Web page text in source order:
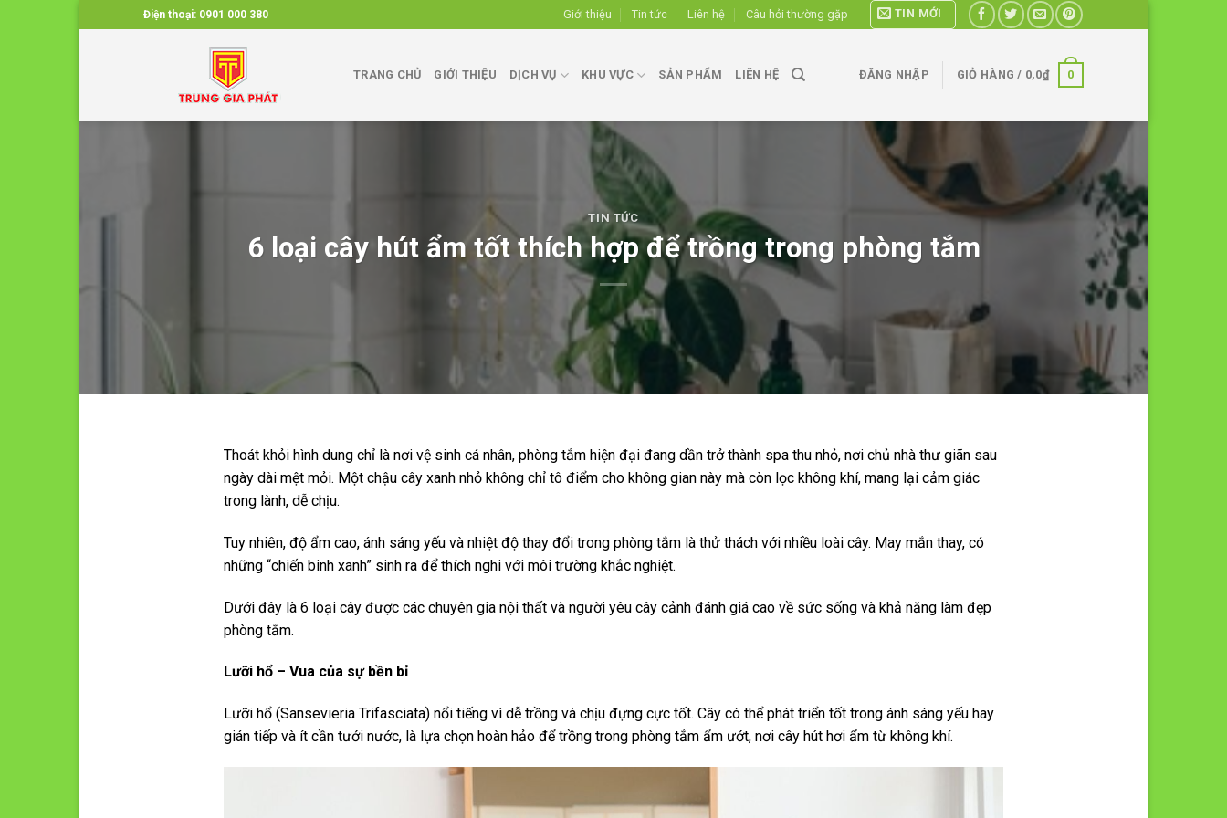
to
Điện thoại: 0901 000 380 Giới thiệu Tin tức Liên hệ Câu hỏi thường gặp TIN MỚI
TRANG CHỦ GIỚI THIỆU DỊCH VỤ KHU VỰC SẢN PHẨM LIÊN HỆ ĐĂNG NHẬP GIỎ HÀNG / 0,0₫ 0
TIN TỨC
6 loại cây hút ẩm tốt thích hợp để trồng trong phòng tắm
Thoát khỏi hình dung chỉ là nơi vệ sinh cá nhân, phòng tắm hiện đại đang dần trở thành spa thu nhỏ, nơi chủ nhà thư giãn sau
ngày dài mệt mỏi. Một chậu cây xanh nhỏ không chỉ tô điểm cho không gian này mà còn lọc không khí, mang lại cảm giác
trong lành, dễ chịu.
Tuy nhiên, độ ẩm cao, ánh sáng yếu và nhiệt độ thay đổi trong phòng tắm là thử thách với nhiều loài cây. May mắn thay, có
những “chiến binh xanh” sinh ra để thích nghi với môi trường khắc nghiệt.
Dưới đây là 6 loại cây được các chuyên gia nội thất và người yêu cây cảnh đánh giá cao về sức sống và khả năng làm đẹp
phòng tắm.
Lưỡi hổ – Vua của sự bền bỉ
Lưỡi hổ (Sansevieria Trifasciata) nổi tiếng vì dễ trồng và chịu đựng cực tốt. Cây có thể phát triển tốt trong ánh sáng yếu hay
gián tiếp và ít cần tưới nước, là lựa chọn hoàn hảo để trồng trong phòng tắm ẩm ướt, nơi cây hút hơi ẩm từ không khí.